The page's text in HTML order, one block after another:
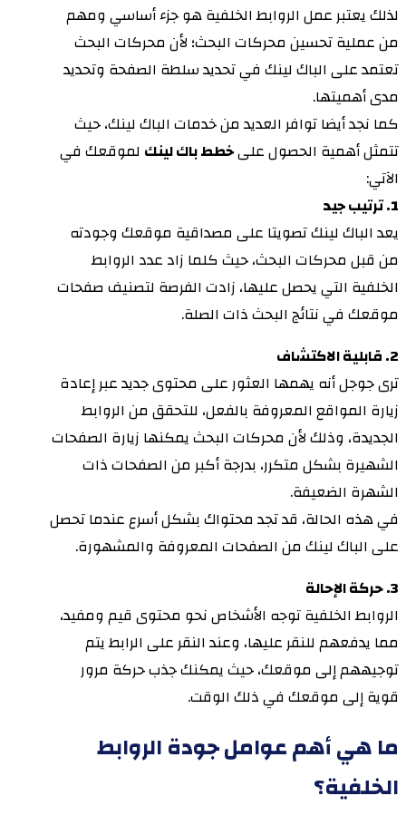
لذلك يعتبر عمل الروابط الخلفية هو جزء أساسي ومهم
من عملية تحسين محركات البحث؛ لأن محركات البحث
تعتمد على الباك لينك في تحديد سلطة الصفحة وتحديد
مدى أهميتها.
كما نجد أيضا توافر العديد من خدمات الباك لينك، حيث
تتمثل أهمية الحصول علىخطط باك لينك لموقعك في
الآتي:
1. ترتيب جيد
يعد الباك لينك تصويتا على مصداقية موقعك وجودته
من قبل محركات البحث، حيث كلما زاد عدد الروابط
الخلفية التي يحصل عليها، زادت الفرصة لتصنيف صفحات
موقعك في نتائج البحث ذات الصلة.
2. قابلية الاكتشاف
ترى جوجل أنه يهمها العثور على محتوى جديد عبر إعادة
زيارة المواقع المعروفة بالفعل، للتحقق من الروابط
الجديدة، وذلك لأن محركات البحث يمكنها زيارة الصفحات
الشهيرة بشكل متكرر، بدرجة أكبر من الصفحات ذات
الشهرة الضعيفة.
في هذه الحالة، قد تجد محتواك بشكل أسرع عندما تحصل
على الباك لينك من الصفحات المعروفة والمشهورة.
3. حركة الإحالة
الروابط الخلفية توجه الأشخاص نحو محتوى قيم ومفيد،
مما يدفعهم للنقر عليها، وعند النقر على الرابط يتم
توجيههم إلى موقعك، حيث يمكنك جذب حركة مرور
قوية إلى موقعك في ذلك الوقت.
ما هي أهم عوامل جودة الروابط
الخلفية؟